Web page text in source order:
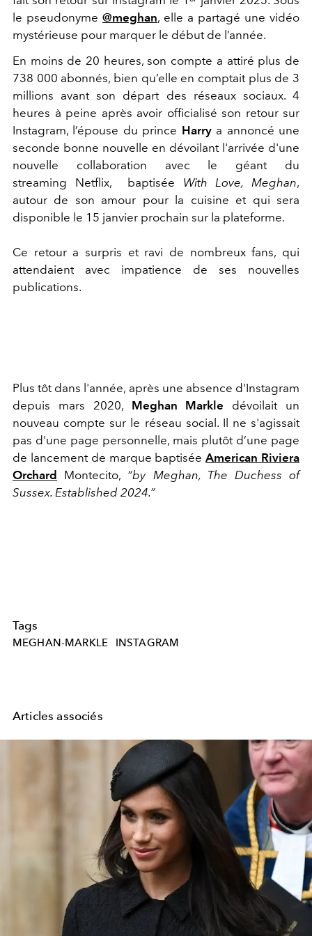
le pseudonyme @meghan, elle a partagé une vidéo
mystérieuse pour marquer le début de l’année.
En moins de 20 heures, son compte a attiré plus de
738 000 abonnés, bien qu’elle en comptait plus de 3
millions avant son départ des réseaux sociaux. 4
heures à peine après avoir officialisé son retour sur
Instagram, l’épouse du prince Harrya annoncé une
seconde bonne nouvelle en dévoilant l'arrivée d'une
nouvelle collaboration avec le géant du
streaming Netflix, baptisée With Love, Meghan,
autour de son amour pour la cuisine et qui sera
disponible le 15 janvier prochain sur la plateforme.
Ce retour a surpris et ravi de nombreux fans, qui
attendaient avec impatience de ses nouvelles
publications.
Plus tôt dans l'année, après une absence d'Instagram
depuis mars 2020, Meghan Markle dévoilait un
nouveau compte sur le réseau social. Il ne s'agissait
pas d'une page personnelle, mais plutôt d’une page
de lancement de marque baptiséeAmerican Riviera
Orchard Montecito, “by Meghan, The Duchess of
Sussex. Established 2024.”
Tags
MEGHAN-MARKLE INSTAGRAM
Articles associés